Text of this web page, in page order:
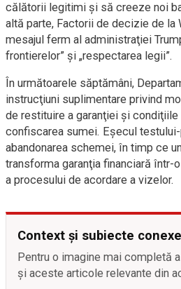
călătorii legitimi şi să creeze noi
altă parte, Factorii de decizie de la
mesajul ferm al administraţiei
frontierelor” şi „respectarea legii”.
În următoarele săptămâni,
instrucţiuni suplimentare privind
de restituire a garanţiei şi
confiscarea sumei. Eşecul
abandonarea schemei, în timp ce
transforma garanţia financiară într-
a procesului de acordare a vizelor.
Context și subiecte conexe
Pentru o imagine mai completă
și aceste articole relevante din